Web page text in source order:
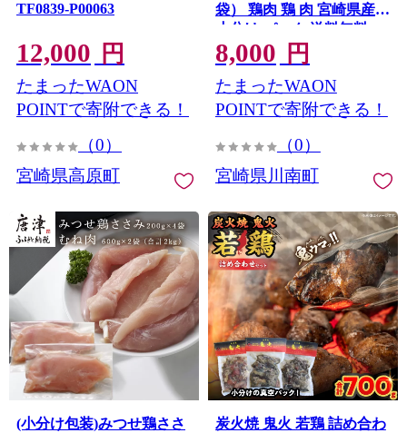
TF0839-P00063
12,000 円
たまったWAON
POINTで寄附できる！
（0）
宮崎県高原町
袋） 鶏肉 鶏 肉 宮崎県産
小分け パック 送料無料
8,000 円
たまったWAON
POINTで寄附できる！
（0）
宮崎県川南町
(小分け包装)みつせ鶏ささ
炭火焼 鬼火 若鶏 詰め合わ